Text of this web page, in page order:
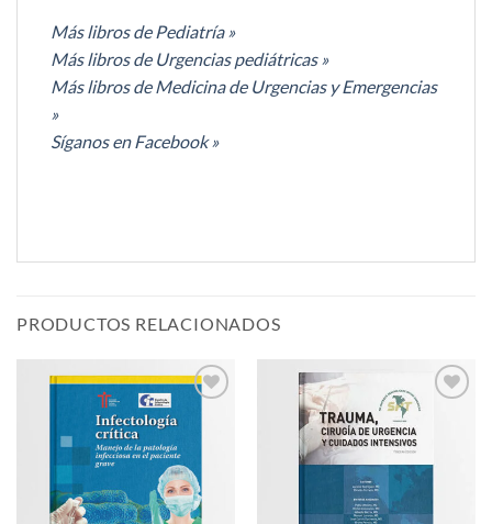
Más libros de Pediatría »
Más libros de Urgencias pediátricas »
Más libros de Medicina de Urgencias y Emergencias
»
Síganos en Facebook »
PRODUCTOS RELACIONADOS